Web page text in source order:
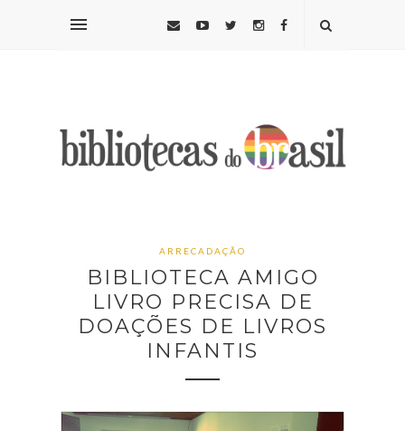
ARRECADAÇÃO
BIBLIOTECA AMIGO
LIVRO PRECISA DE
DOAÇÕES DE LIVROS
INFANTIS